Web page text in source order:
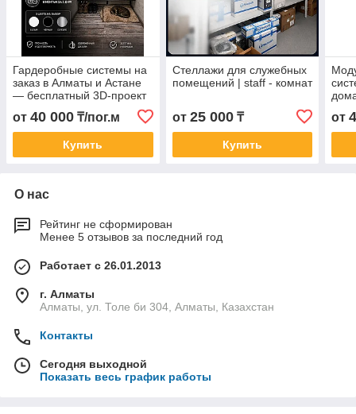
Гардеробные системы на
заказ в Алматы и Астане
— бесплатный 3D-проект
от 40 000 ₸/пог.м
Купить
Стеллажи для служебных
помещений | staff - комнат
от 25 000₸
Купить
от
О нас
Рейтинг не сформирован
Менее 5 отзывов за последний год
Работает с 26.01.2013
г. Алматы
Алматы, ул. Толе би 304, Алматы, Казахстан
Контакты
Сегодня выходной
Показать весь график работы